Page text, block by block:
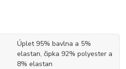
Úplet 95% bavlna a 5%
elastan, čipka 92% polyester a
8% elastan